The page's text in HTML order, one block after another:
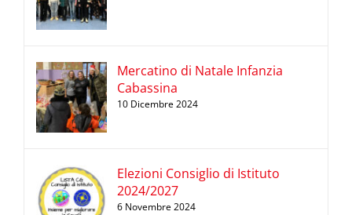
Mercatino di Natale Infanzia
Cabassina
10 Dicembre 2024
Elezioni Consiglio di Istituto
2024/2027
6 Novembre 2024